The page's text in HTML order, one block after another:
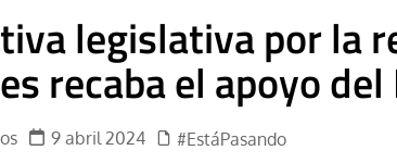
vidaEconomía
de vida… es posible
El cuidado de la creación
Experiencia
Cultura
La oración
Vaticano
legislativa por la
recaba el apoyo del
9 abril 2024 #EstáPasando